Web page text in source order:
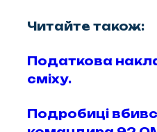
Читайте також:
Податкова
сміху.
Подробиці